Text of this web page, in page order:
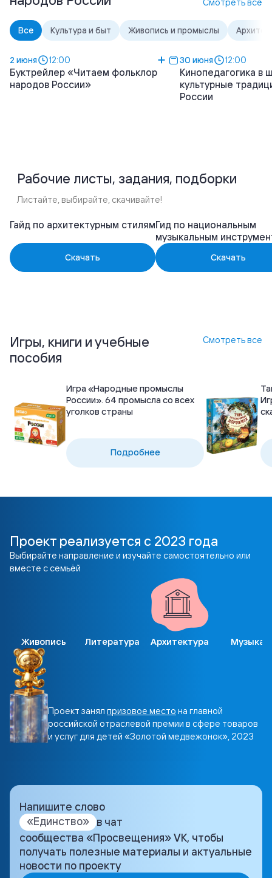
Все Культура и быт Живопись и промыслы
2 июня 12:00
Буктрейлер «Читаем фольклор
народов России»
30 июня 12:00
Кинопедагогика в
культурные
России
Рабочие листы, задания, подборки
Листайте, выбирайте, скачивайте!
Гайд по архитектурным стилям
Скачать
Гид по национальным
музыкальным
Скачать
Игры, книги и учебные
пособия
Смотреть все
Игра «Народные промыслы
России». 64 промысла со всех
уголков страны
Подробнее
Проект реализуется с 2023 года
Выбирайте направление и изучайте самостоятельно или
вместе с семьёй
Живопись Литература Архитектура Музыка
Проект занял призовое место на главной
российской отраслевой премии в сфере товаров
и услуг для детей «Золотой медвежонок», 2023
Напишите слово
«Единство» в чат
сообщества «Просвещения» VK, чтобы
получать полезные материалы и актуальные
новости по проекту